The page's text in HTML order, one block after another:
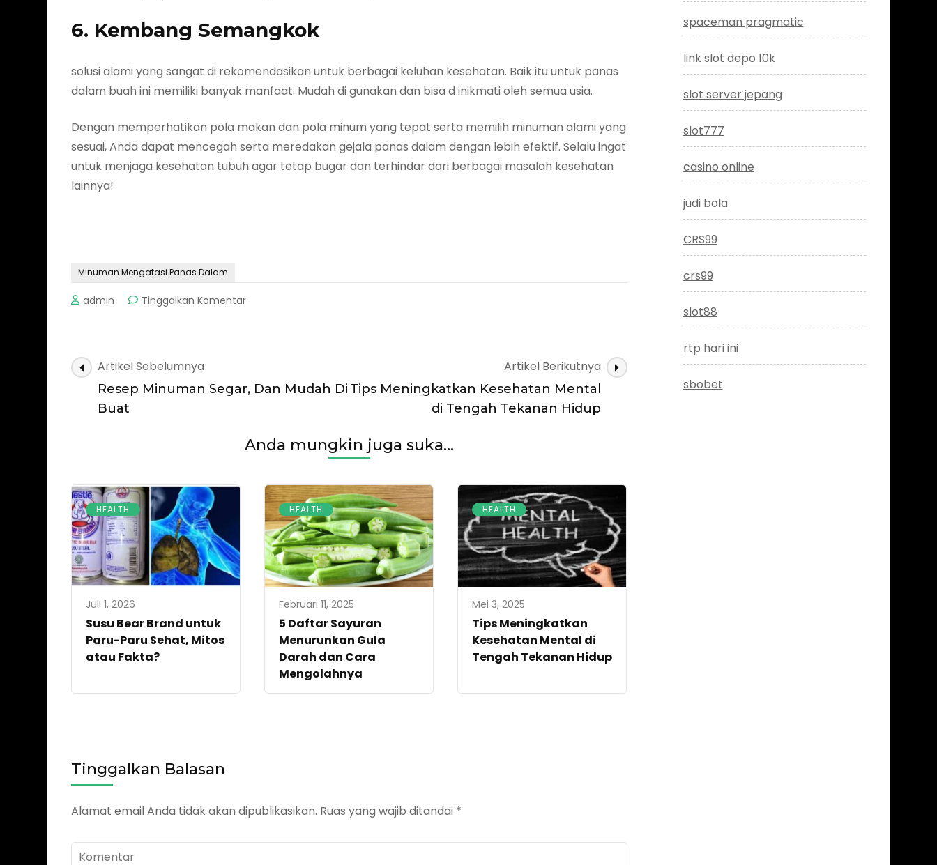
6. Kembang Semangkok
solusi alami yang sangat di rekomendasikan untuk berbagai keluhan kesehatan. Baik itu untuk panas
dalam buah ini memiliki banyak manfaat. Mudah di gunakan dan bisa d inikmati oleh semua usia.
Dengan memperhatikan pola makan dan pola minum yang tepat serta memilih minuman alami yang
sesuai, Anda dapat mencegah serta meredakan gejala panas dalam dengan lebih efektif. Selalu ingat
untuk menjaga kesehatan tubuh agar tetap bugar dan terhindar dari berbagai masalah kesehatan
lainnya!
Minuman Mengatasi Panas Dalam
admin Tinggalkan Komentarpada
Navigasi
Artikel
Artikel Sebelumnya
Resep Minuman Segar, Dan Mudah Di
Buat
Artikel Berikutnya
Tips Meningkatkan Kesehatan Mental
di Tengah Tekanan Hidup
Anda mungkin juga suka...
HEALTH
Juli 1, 2026
Susu Bear Brand untuk
Paru-Paru Sehat, Mitos
atau Fakta?
HEALTH
Februari 11, 2025
5 Daftar Sayuran
Menurunkan Gula
Darah dan Cara
Mengolahnya
HEALTH
Mei 3, 2025
Tips Meningkatkan
Kesehatan Mental di
Tengah Tekanan Hidup
Tinggalkan Balasan
Alamat email Anda tidak akan dipublikasikan. Ruas yang wajib ditandai *
Komentar
spaceman pragmatic
link slot depo 10k
slot server jepang
slot777
casino online
judi bola
CRS99
crs99
slot88
rtp hari ini
sbobet